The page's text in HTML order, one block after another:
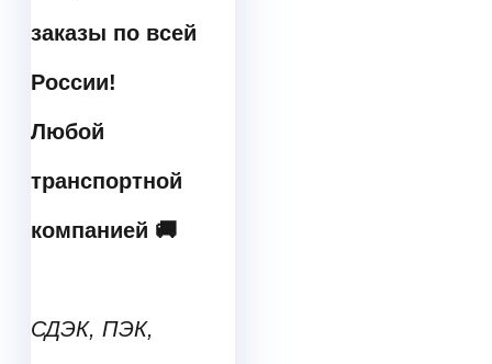
заказы по всей
России!
Любой
транспортной
компанией 🚚
СДЭК, ПЭК,